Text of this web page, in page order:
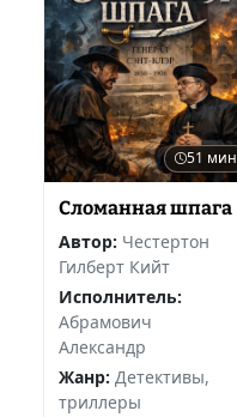
51 мин
Сломанная шпага
Автор: Честертон
Гилберт Кийт
Исполнитель:
Абрамович
Александр
Жанр: Детективы,
триллеры